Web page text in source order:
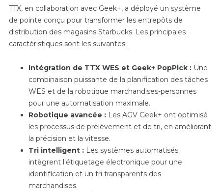
TTX, en collaboration avec Geek+, a déployé un système
de pointe conçu pour transformer les entrepôts de
distribution des magasins Starbucks. Les principales
caractéristiques sont les suivantes :
Intégration de TTX WES et Geek+ PopPick : Une
combinaison puissante de la planification des tâches
WES et de la robotique marchandises-personnes
pour une automatisation maximale.
Robotique avancée : Les AGV Geek+ ont optimisé
les processus de prélèvement et de tri, en améliorant
la précision et la vitesse.
Tri intelligent : Les systèmes automatisés
intègrent l'étiquetage électronique pour une
identification et un tri transparents des
marchandises.